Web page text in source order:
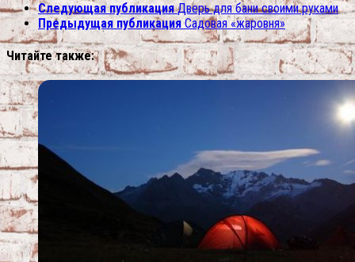
Следующая публикация Дверь для бани своими руками
Предыдущая публикация Садовая «жаровня»
Читайте также: